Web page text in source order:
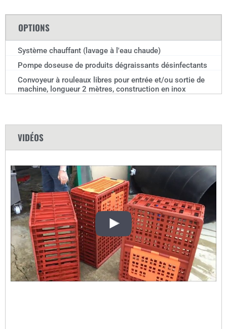
OPTIONS
Système chauffant (lavage à l'eau chaude)
Pompe doseuse de produits dégraissants désinfectants
Convoyeur à rouleaux libres pour entrée et/ou sortie de
machine, longueur 2 mètres, construction en inox
VIDÉOS